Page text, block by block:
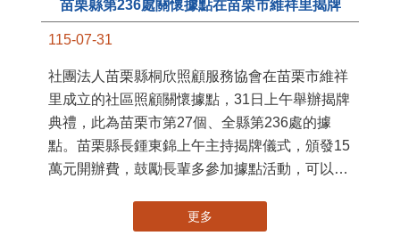
苗栗縣第236處關懷據點在苗栗市維祥里揭牌
115-07-31
社團法人苗栗縣桐欣照顧服務協會在苗栗市維祥
里成立的社區照顧關懷據點，31日上午舉辦揭牌
典禮，此為苗栗市第27個、全縣第236處的據
點。苗栗縣長鍾東錦上午主持揭牌儀式，頒發15
萬元開辦費，鼓勵長輩多參加據點活動，可以更